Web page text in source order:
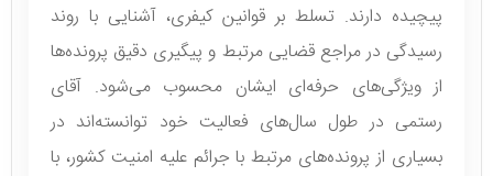
پیچیده دارند. تسلط بر قوانین کیفری، آشنایی با روند
رسیدگی در مراجع قضایی مرتبط و پیگیری دقیق پرونده‌ها
از ویژگی‌های حرفه‌ای ایشان محسوب می‌شود. آقای
رستمی در طول سال‌های فعالیت خود توانسته‌اند در
بسیاری از پرونده‌های مرتبط با جرائم علیه امنیت کشور، با